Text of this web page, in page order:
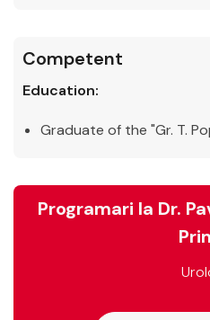
Competent
Education:
Graduate of the "Gr. T.
Programari la Dr.